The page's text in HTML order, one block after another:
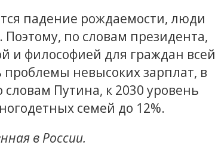
падение рождаемости, люди
по словам президента,
и философией для граждан всей
невысоких зарплат, в
Путина, к 2030 уровень
семей до 12%.
в России.